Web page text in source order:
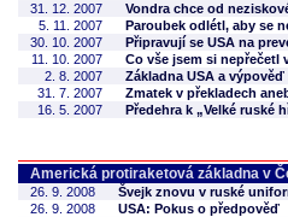
31. 12. 2007
Vondra chce od
5. 11. 2007
Paroubek odlétl, aby se
30. 10. 2007
Připravují se USA na
11. 10. 2007
Co vše jsem si nepřečetl
2. 8. 2007
Základna USA a
31. 7. 2007
Zmatek v překladech
16. 5. 2007
Předehra k „Velké ruské
Americká protiraketová základna v
26. 9. 2008
Švejk znovu v ruské
26. 9. 2008
USA: Pokus o předpověď